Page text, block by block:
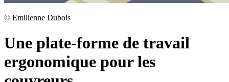
© Emilienne Dubois
Une plate-forme de travail
ergonomique pour les